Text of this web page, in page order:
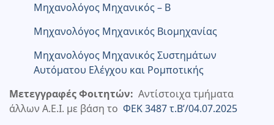
Μηχανολόγος Μηχανικός – Β
Μηχανολόγος Μηχανικός Βιομηχανίας
Μηχανολόγος Μηχανικός Συστημάτων
Αυτόματου Ελέγχου και Ρομποτικής
Μετεγγραφές Φοιτητών: Αντίστοιχα τμήματα
άλλων Α.Ε.Ι. με βάση το ΦΕΚ 3487 τ.Β’/04.07.2025